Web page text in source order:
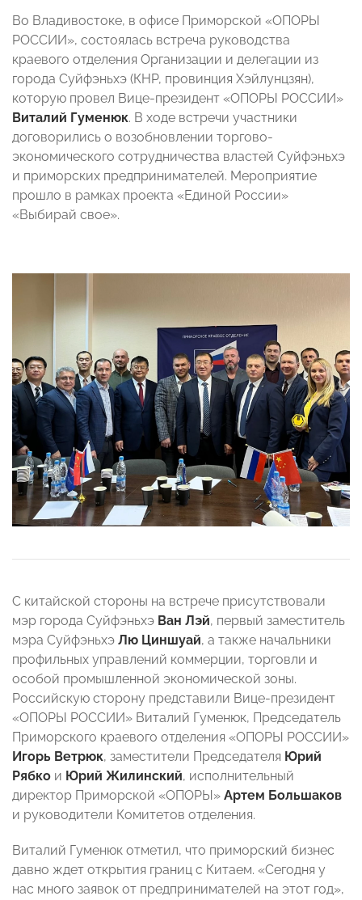
Во Владивостоке, в офисе Приморской «ОПОРЫ
РОССИИ», состоялась встреча руководства
краевого отделения Организации и делегации из
города Суйфэньхэ (КНР, провинция Хэйлунцзян),
которую провел Вице-президент «ОПОРЫ РОССИИ»
Виталий Гуменюк. В ходе встречи участники
договорились о возобновлении торгово-
экономического сотрудничества властей Суйфэньхэ
и приморских предпринимателей. Мероприятие
прошло в рамках проекта «Единой России»
«Выбирай свое».
С китайской стороны на встрече присутствовали
мэр города Суйфэньхэ Ван Лэй, первый заместитель
мэра Суйфэньхэ Лю Циншуай, а также начальники
профильных управлений коммерции, торговли и
особой промышленной экономической зоны.
Российскую сторону представили Вице-президент
«ОПОРЫ РОССИИ» Виталий Гуменюк, Председатель
Приморского краевого отделения «ОПОРЫ РОССИИ»
Игорь Ветрюк, заместители Председателя Юрий
Рябко и Юрий Жилинский, исполнительный
директор Приморской «ОПОРЫ» Артем Большаков
и руководители Комитетов отделения.
Виталий Гуменюк отметил, что приморский бизнес
давно ждет открытия границ с Китаем. «Сегодня у
нас много заявок от предпринимателей на этот год»,